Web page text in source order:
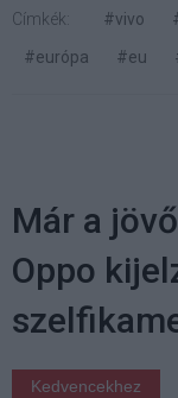
Címkék: #vivo
#európa
#eu
Már a
Oppo
Kedvencekhez